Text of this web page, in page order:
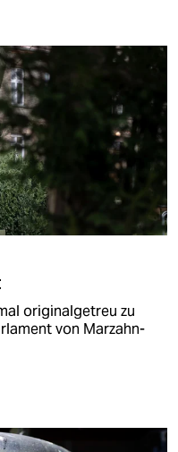
originalgetreu zu
von Marzahn-